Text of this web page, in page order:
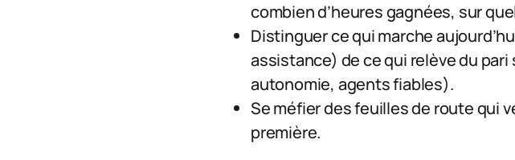
combien d’heures gagnées, sur
Distinguer ce qui marche
assistance) de ce qui relève du
autonomie, agents fiables).
Se méfier des feuilles de route qui
première.